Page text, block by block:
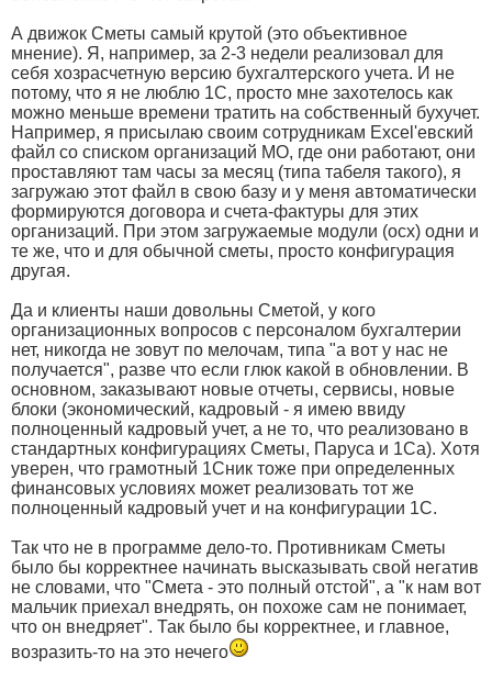
А движок Сметы самый крутой (это объективное
мнение). Я, например, за 2-3 недели реализовал для
себя хозрасчетную версию бухгалтерского учета. И не
потому, что я не люблю 1С, просто мне захотелось как
можно меньше времени тратить на собственный бухучет.
Например, я присылаю своим сотрудникам Excel'евский
файл со списком организаций МО, где они работают, они
проставляют там часы за месяц (типа табеля такого), я
загружаю этот файл в свою базу и у меня автоматически
формируются договора и счета-фактуры для этих
организаций. При этом загружаемые модули (ocx) одни и
те же, что и для обычной сметы, просто конфигурация
другая.
Да и клиенты наши довольны Сметой, у кого
организационных вопросов с персоналом бухгалтерии
нет, никогда не зовут по мелочам, типа "а вот у нас не
получается", разве что если глюк какой в обновлении. В
основном, заказывают новые отчеты, сервисы, новые
блоки (экономический, кадровый - я имею ввиду
полноценный кадровый учет, а не то, что реализовано в
стандартных конфигурациях Сметы, Паруса и 1Са). Хотя
уверен, что грамотный 1Сник тоже при определенных
финансовых условиях может реализовать тот же
полноценный кадровый учет и на конфигурации 1С.
Так что не в программе дело-то. Противникам Сметы
было бы корректнее начинать высказывать свой негатив
не словами, что "Смета - это полный отстой", а "к нам вот
мальчик приехал внедрять, он похоже сам не понимает,
что он внедряет". Так было бы корректнее, и главное,
возразить-то на это нечего